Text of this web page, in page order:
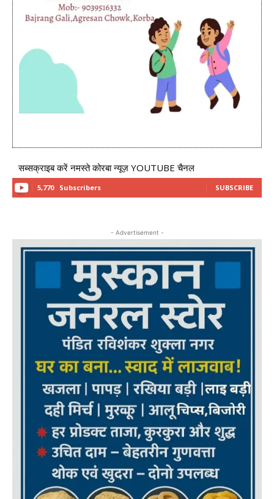
सब्सक्राइब करें नमस्ते कोरबा न्यूज़ YOUTUBE चैनल
5,770 Subscribers SUBSCRIBE
- Advertisement -